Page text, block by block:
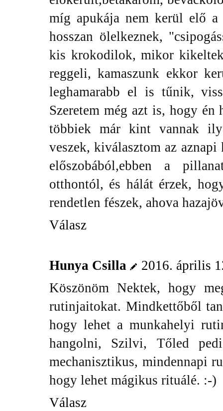
míg apukája nem kerül elő a
hosszan ölelkeznek,
kis krokodilok, mikor
reggeli, kamaszunk ekkor
leghamarabb el is tűnik,
Szeretem még azt is, hogy
többiek már kint vannak
veszek, kiválasztom az aznapi
előszobából,ebben a
otthontól, és hálát érzek,
rendetlen fészek, ahova
Válasz
Hunya Csilla
2016. április
Köszönöm Nektek, hogy
rutinjaitokat. Mindkettőből
hogy lehet a munkahelyi
hangolni, Szilvi, Tőled
mechanisztikus, mindennapi
hogy lehet mágikus rituálé. :-)
Válasz